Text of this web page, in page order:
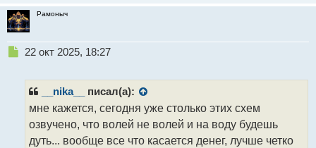
ы
й
п
о
с
Рамоныч
Н
22 окт 2025, 18:27
__nika__ писал(а):
мне кажется, сегодня уже столько этих схем
озвучено, что волей не волей и на воду будешь
дуть... вообще все что касается денег, лучше четко